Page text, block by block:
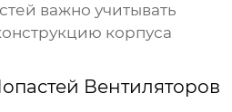
важно учитывать
корпуса
Вентиляторов